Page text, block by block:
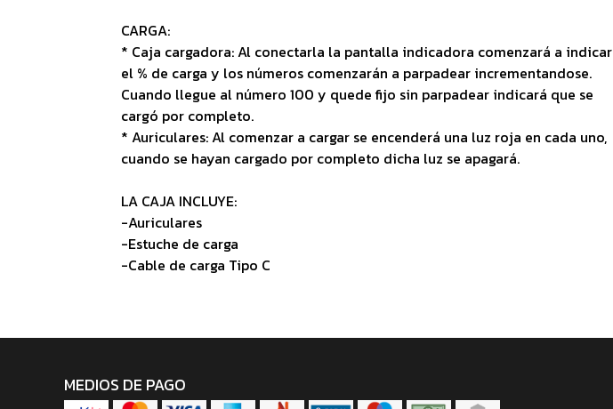
CARGA:
* Caja cargadora: Al conectarla la pantalla indicadora comenzará a indicar
el % de carga y los números comenzarán a parpadear incrementandose.
Cuando llegue al número 100 y quede fijo sin parpadear indicará que se
cargó por completo.
* Auriculares: Al comenzar a cargar se encenderá una luz roja en cada uno,
cuando se hayan cargado por completo dicha luz se apagará.
LA CAJA INCLUYE:
-Auriculares
-Estuche de carga
-Cable de carga Tipo C
MEDIOS DE PAGO